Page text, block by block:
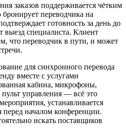
заказов поддерживается чётким
переводчика на
готовность за день до
выезд специалиста. Клиент
что переводчик в пути, и может
для синхронного перевода
вместе с услугами
кабина, микрофоны,
управления — всё это
устанавливается
перед началом конференции.
искать поставщиков